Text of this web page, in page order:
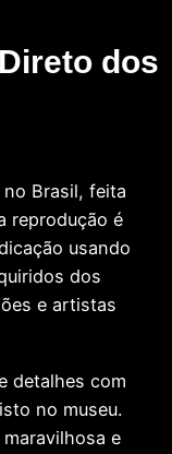
dos
Brasil, feita
reprodução é
usando
dos
e artistas
detalhes com
no museu.
e